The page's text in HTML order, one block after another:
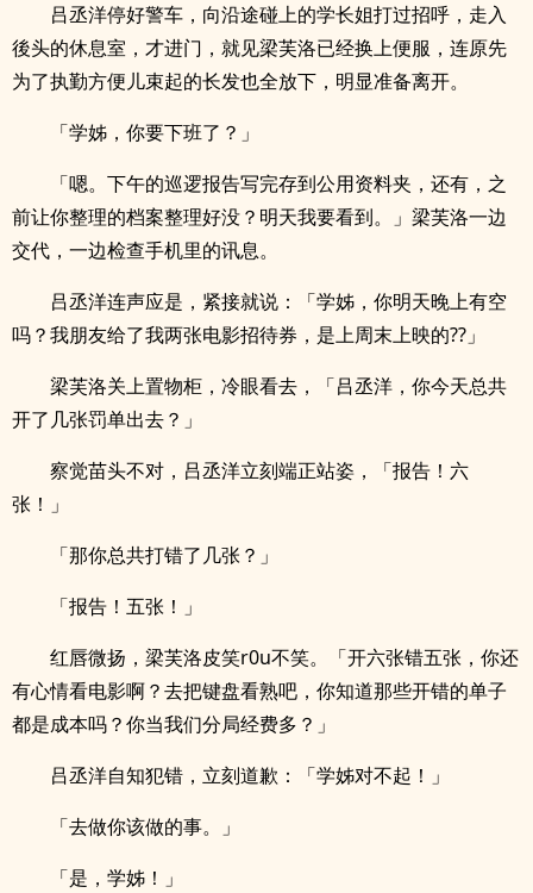
吕丞洋停好警车，向沿途碰上的学长姐打过招呼，走入
後头的休息室，才进门，就见梁芙洛已经换上便服，连原先
为了执勤方便儿束起的长发也全放下，明显准备离开。
「学姊，你要下班了？」
「嗯。下午的巡逻报告写完存到公用资料夹，还有，之
前让你整理的档案整理好没？明天我要看到。」梁芙洛一边
交代，一边检查手机里的讯息。
吕丞洋连声应是，紧接就说：「学姊，你明天晚上有空
吗？我朋友给了我两张电影招待券，是上周末上映的??」
梁芙洛关上置物柜，冷眼看去，「吕丞洋，你今天总共
开了几张罚单出去？」
察觉苗头不对，吕丞洋立刻端正站姿，「报告！六
张！」
「那你总共打错了几张？」
「报告！五张！」
红唇微扬，梁芙洛皮笑r0u不笑。「开六张错五张，你还
有心情看电影啊？去把键盘看熟吧，你知道那些开错的单子
都是成本吗？你当我们分局经费多？」
吕丞洋自知犯错，立刻道歉：「学姊对不起！」
「去做你该做的事。」
「是，学姊！」